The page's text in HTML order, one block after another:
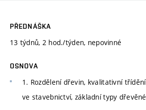
PŘEDNÁŠKA
13 týdnů, 2 hod./týden, nepovinné
OSNOVA
1. Rozdělení dřevin, kvalitativní
ve stavebnictví, základní typy